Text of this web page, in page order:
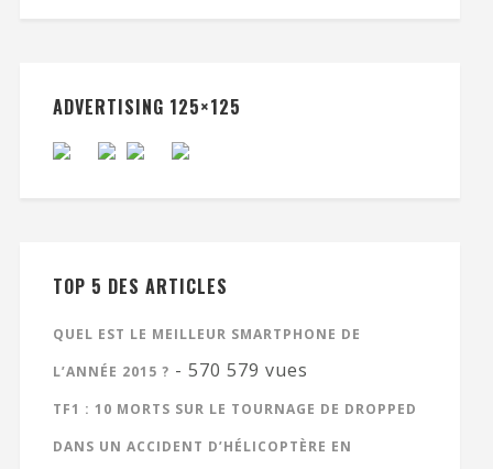
ADVERTISING 125×125
TOP 5 DES ARTICLES
QUEL EST LE MEILLEUR SMARTPHONE DE
L’ANNÉE 2015 ? - 570 579 vues
TF1 : 10 MORTS SUR LE TOURNAGE DE DROPPED
DANS UN ACCIDENT D’HÉLICOPTÈRE EN